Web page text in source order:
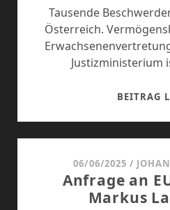
Tausende
Österreich.
Justizministerium
BEITRAG
06/06/2025 /
Anfrage an
Markus